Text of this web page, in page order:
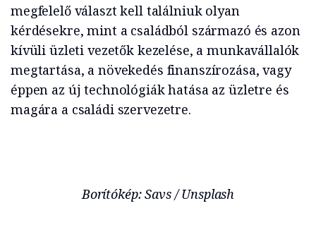
megfelelő választ kell találniuk olyan
kérdésekre, mint a családból származó és azon
kívüli üzleti vezetők kezelése, a munkavállalók
megtartása, a növekedés finanszírozása, vagy
éppen az új technológiák hatása az üzletre és
magára a családi szervezetre.
Borítókép: Savs / Unsplash